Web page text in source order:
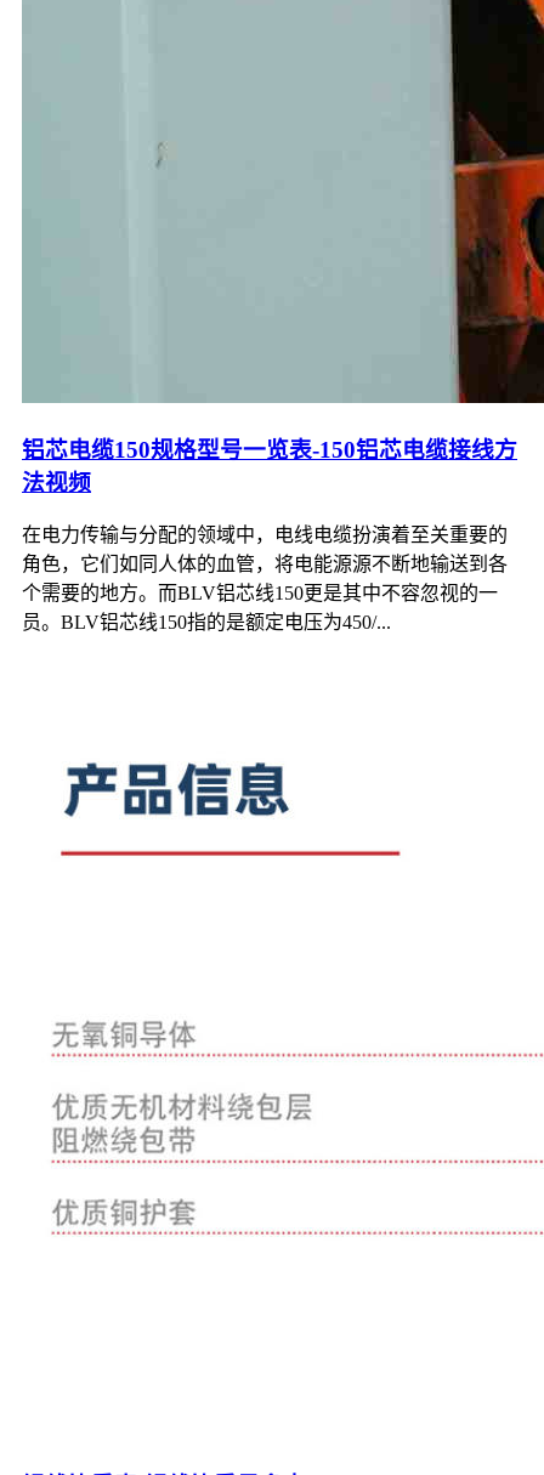
铝芯电缆150规格型号一览表-150铝芯电缆接线方
法视频
在电力传输与分配的领域中，电线电缆扮演着至关重要的
角色，它们如同人体的血管，将电能源源不断地输送到各
个需要的地方。而BLV铝芯线150更是其中不容忽视的一
员。BLV铝芯线150指的是额定电压为450/...